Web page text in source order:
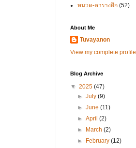
หมวด-ตารางฝึก (52)
About Me
Tuvayanon
View my complete profile
Blog Archive
▼ 2025 (47)
►July(9)
►June(11)
►April(2)
►
March(2)
►
February(12)